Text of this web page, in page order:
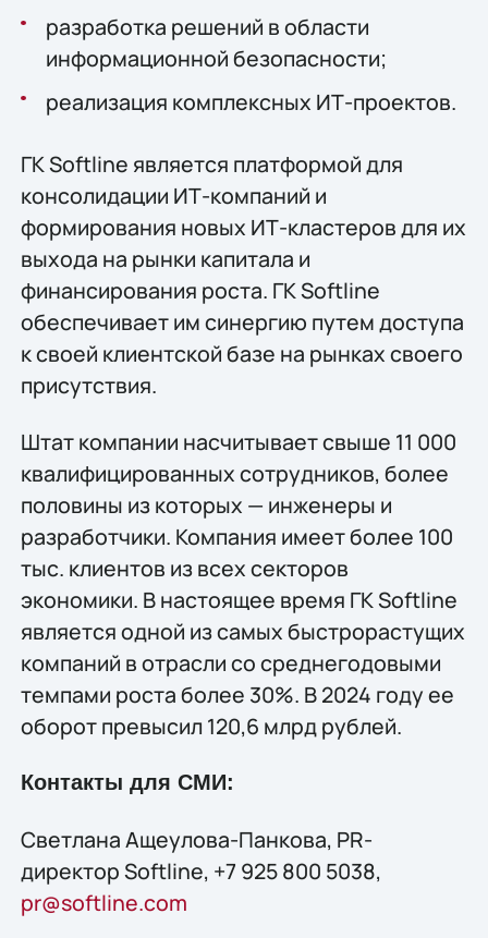
разработка решений в области
информационной безопасности;
реализация комплексных ИТ-проектов.
ГК Softline является платформой для
консолидации ИТ-компаний и
формирования новых ИТ-кластеров для их
выхода на рынки капитала и
финансирования роста. ГК Softline
обеспечивает им синергию путем доступа
к своей клиентской базе на рынках своего
присутствия.
Штат компании насчитывает свыше 11 000
квалифицированных сотрудников, более
половины из которых — инженеры и
разработчики. Компания имеет более 100
тыс. клиентов из всех секторов
экономики. В настоящее время ГК Softline
является одной из самых быстрорастущих
компаний в отрасли со среднегодовыми
темпами роста более 30%. В 2024 году ее
оборот превысил 120,6 млрд рублей.
Контакты для СМИ:
Светлана Ащеулова-Панкова, PR-
директор Softline, +7 925 800 5038,
pr@softline.com